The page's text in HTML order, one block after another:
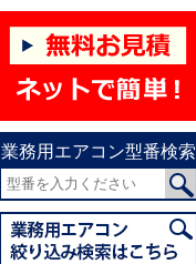
業務用エアコン型番検索